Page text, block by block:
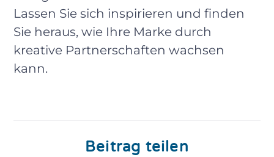
Lassen Sie sich inspirieren und finden
Sie heraus, wie Ihre Marke durch
kreative Partnerschaften wachsen
kann.
Beitrag teilen